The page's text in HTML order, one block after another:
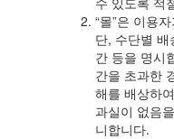
“몰”은 이용
단, 수단별
간 등을 명시
간을 초과한
해를 배상하
과실이 없음
니합니다.